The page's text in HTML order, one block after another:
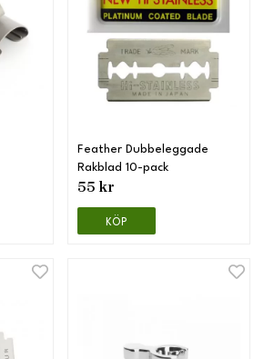
Feather Dubbeleggade
Rakblad 10-pack
55 kr
KÖP